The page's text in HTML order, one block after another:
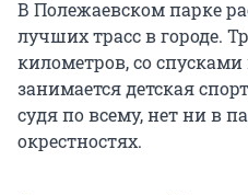
В Полежаевском парке
лучших трасс в городе.
километров, со
занимается детская
судя по всему, нет ни в
окрестностях.